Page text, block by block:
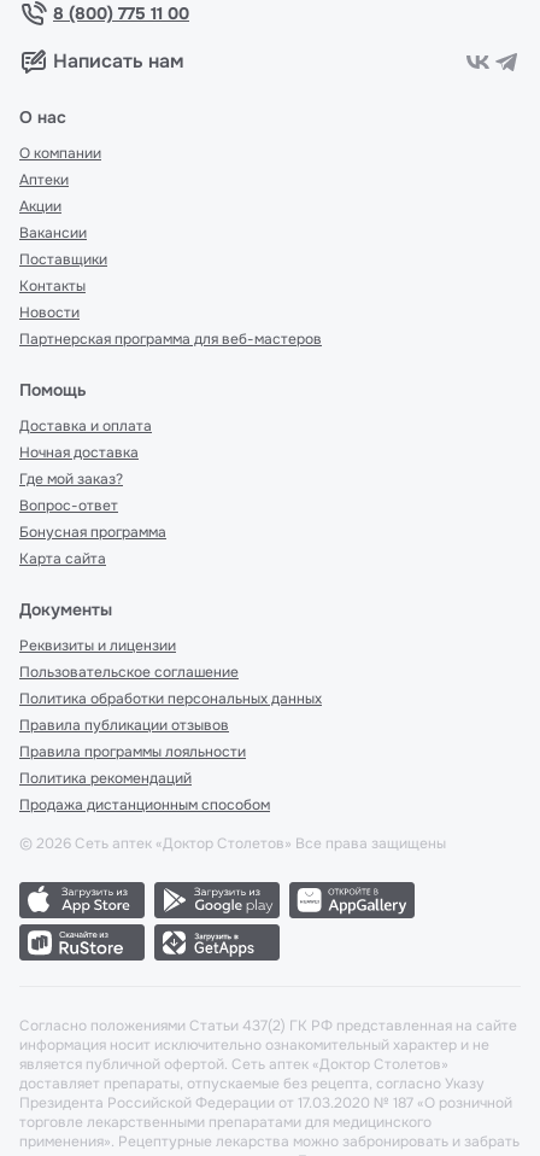
8 (800) 775 11 00
Написать нам
О нас
О компании
Аптеки
Акции
Вакансии
Поставщики
Контакты
Новости
Партнерская программа для веб-мастеров
Помощь
Доставка и оплата
Ночная доставка
Где мой заказ?
Вопрос-ответ
Бонусная программа
Карта сайта
Документы
Реквизиты и лицензии
Пользовательское соглашение
Политика обработки персональных данных
Правила публикации отзывов
Правила программы лояльности
Политика рекомендаций
Продажа дистанционным способом
© 2026 Сеть аптек «Доктор Столетов» Все права защищены
Согласно положениями Статьи 437(2) ГК РФ представленная на сайте
информация носит исключительно ознакомительный характер и не
является публичной офертой. Сеть аптек «Доктор Столетов»
доставляет препараты, отпускаемые без рецепта, согласно Указу
Президента Российской Федерации от 17.03.2020 № 187 «О розничной
торговле лекарственными препаратами для медицинского
применения». Рецептурные лекарства можно забронировать и забрать